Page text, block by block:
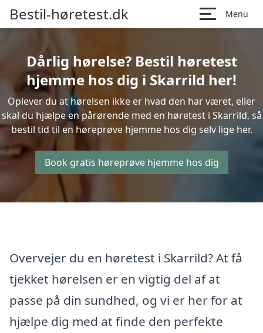
Bestil-høretest.dk Menu
Dårlig hørelse? Bestil høretest
hjemme hos dig i Skarrild her!
Oplever du at hørelsen ikke er hvad den har været, eller
skal du hjælpe en pårørende med en høretest i Skarrild, så
bestil tid til en høreprøve hjemme hos dig selv lige her.
Book gratis høreprøve hjemme hos dig
Overvejer du en høretest i Skarrild? At få
tjekket hørelsen er en vigtig del af at
passe på din sundhed, og vi er her for at
hjælpe dig med at finde den perfekte